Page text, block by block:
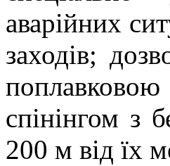
аварійних
заходів;
спінінгом з
200 м від їх